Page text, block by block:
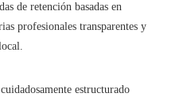
de retención basadas en
profesionales transparentes y
estructurado